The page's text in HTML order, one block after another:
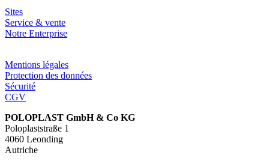
Sites
Service & vente
Notre Enterprise
Mentions légales
Protection des données
Sécurité
CGV
POLOPLAST GmbH & Co KG
Poloplaststraße 1
4060 Leonding
Autriche